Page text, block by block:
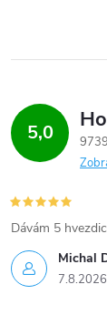
5,0
Michal
7.8.2026
Dávám 5